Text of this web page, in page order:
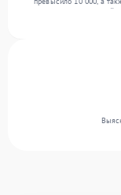
Ежемесячно в сервисный
работаем с широким